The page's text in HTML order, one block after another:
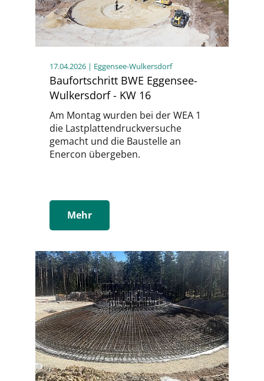
17.04.2026 | Eggensee-Wulkersdorf
Baufortschritt BWE Eggensee-
Wulkersdorf - KW 16
Am Montag wurden bei der WEA 1
die Lastplattendruckversuche
gemacht und die Baustelle an
Enercon übergeben.
Mehr